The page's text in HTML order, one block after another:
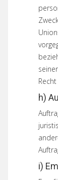
h)
i)